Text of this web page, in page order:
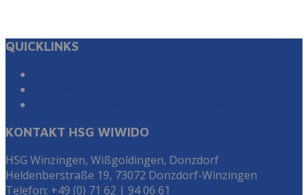
QUICKLINKS
KONTAKT HSG WIWIDO
HSG Winzingen, Wißgoldingen, Donzdorf
Heldenberstraße 19, 73072 Donzdorf-Winzingen
Telefon: +49 (0) 71 62 | 94 06 61